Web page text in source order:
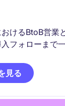
けるBtoB営業
フォローまで
視点を取り入れ
立に貢献いただ
見る